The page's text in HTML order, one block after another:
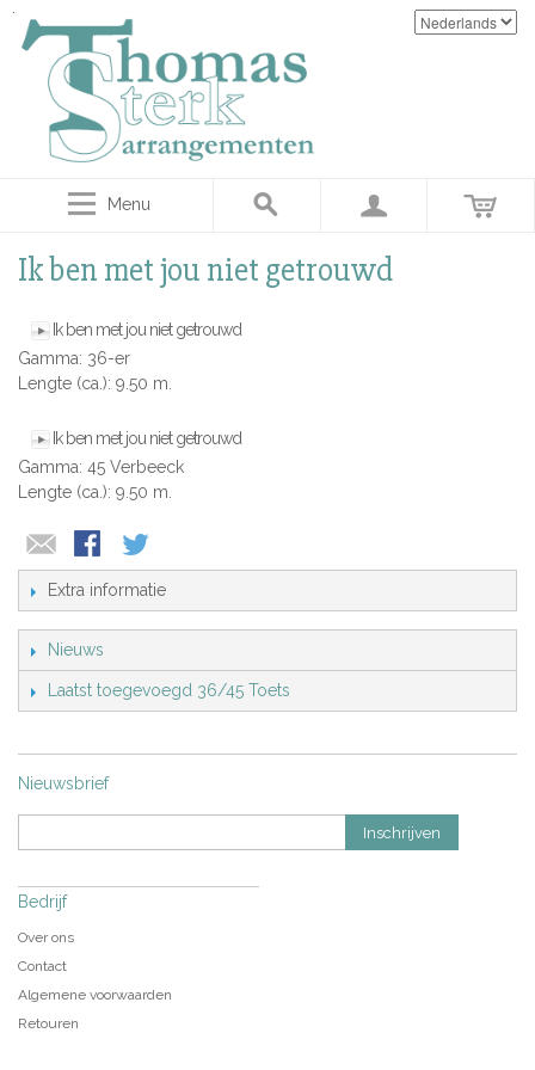
Menu
Ik ben met jou niet getrouwd
Ik ben met jou niet getrouwd
Gamma: 36-er
Lengte (ca.): 9.50 m.
Ik ben met jou niet getrouwd
Gamma: 45 Verbeeck
Lengte (ca.): 9.50 m.
Extra informatie
Nieuws
Laatst toegevoegd 36/45 Toets
Nieuwsbrief
Inschrijven
Bedrijf
Over ons
Contact
Algemene voorwaarden
Retouren